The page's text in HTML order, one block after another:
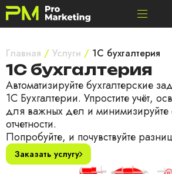
Главная / Услуги / 1С бухгалтерия
1С бухгалтерия
Автоматизируйте бухгалтерские
1С Бухгалтерии. Упростите учёт,
для важных дел и
отчетности.
Попробуйте, и почувствуйте
Заказать услугу